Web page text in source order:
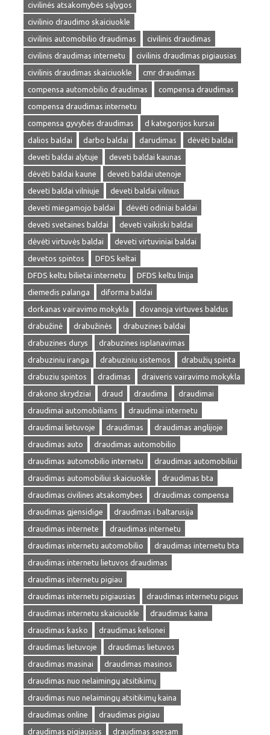
civilinės atsakomybės sąlygos
civilinio draudimo skaiciuokle
civilinis automobilio draudimas
civilinis draudimas
civilinis draudimas internetu
civilinis draudimas pigiausias
civilinis draudimas skaiciuokle
cmr draudimas
compensa automobilio draudimas
compensa draudimas
compensa draudimas internetu
compensa gyvybės draudimas
d kategorijos kursai
dalios baldai
darbo baldai darudimas
dėvėti baldai
deveti baldai alytuje
deveti baldai kaunas
dėvėti baldai kaune
deveti baldai utenoje
deveti baldai vilniuje
deveti baldai vilnius
deveti miegamojo baldai
dėvėti odiniai baldai
deveti svetaines baldai
deveti vaikiski baldai
dėvėti virtuvės baldai
deveti virtuviniai baldai
devetos spintos
DFDS keltai
DFDS keltu bilietai internetu
DFDS keltu linija
diemedis palanga
diforma baldai
dorkanas vairavimo mokykla
dovanoja virtuves baldus
drabužinė
drabužinės
drabuzines baldai
drabuzines durys
drabuzines isplanavimas
drabuziniu iranga
drabuziniu sistemos
drabužių spinta
drabuziu spintos
dradimas
draiveris vairavimo mokykla
drakono skrydziai
draud draudima
draudimai
draudimai automobiliams
draudimai internetu
draudimai lietuvoje
draudimas
draudimas anglijoje
draudimas auto
draudimas automobilio
draudimas automobilio internetu
draudimas automobiliui
draudimas automobiliui skaiciuokle
draudimas bta
draudimas civilines atsakomybes
draudimas compensa
draudimas gjensidige
draudimas i baltarusija
draudimas internete
draudimas internetu
draudimas internetu automobilio
draudimas internetu bta
draudimas internetu lietuvos draudimas
draudimas internetu pigiau
draudimas internetu pigiausias
draudimas internetu pigus
draudimas internetu skaiciuokle
draudimas kaina
draudimas kasko
draudimas kelionei
draudimas lietuvoje
draudimas lietuvos
draudimas masinai
draudimas masinos
draudimas nuo nelaimingų atsitikimų
draudimas nuo nelaimingų atsitikimų kaina
draudimas online
draudimas pigiau
draudimas pigiausias
draudimas seesam